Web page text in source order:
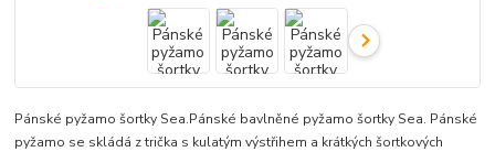
Pánské pyžamo šortky Sea.Pánské bavlněné pyžamo šortky Sea. Pánské
pyžamo se skládá z trička s kulatým výstřihem a krátkých šortkových